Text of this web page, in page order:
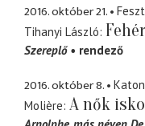
2016. október 21.
Tihanyi László
Szereplő
rendező
2016. október 8.
Molière A nők